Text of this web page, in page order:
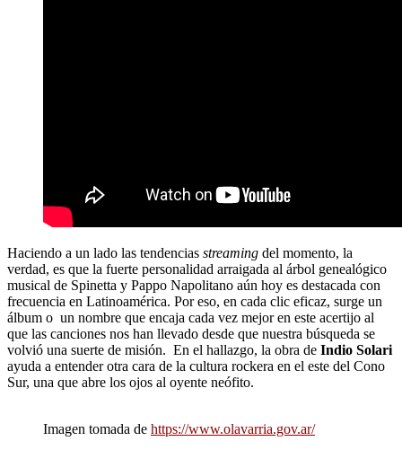
Haciendo a un lado las tendencias streaming del momento, la
verdad, es que la fuerte personalidad arraigada al árbol genealógico
musical de Spinetta y Pappo Napolitano aún hoy es destacada con
frecuencia en Latinoamérica. Por eso, en cada clic eficaz, surge un
álbum o un nombre que encaja cada vez mejor en este acertijo al
que las canciones nos han llevado desde que nuestra búsqueda se
volvió una suerte de misión. En el hallazgo, la obra de Indio Solari
ayuda a entender otra cara de la cultura rockera en el este del Cono
Sur, una que abre los ojos al oyente neófito.
Imagen tomada de https://www.olavarria.gov.ar/